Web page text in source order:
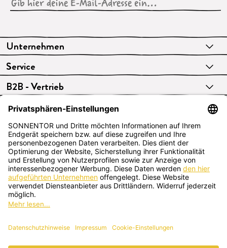
Unternehmen
Service
B2B - Vertrieb
Deutsch
SONNENTOR Kräuterhandels GMBH
Sprögnitz 10, 3913 Sprögnitz, Österreich